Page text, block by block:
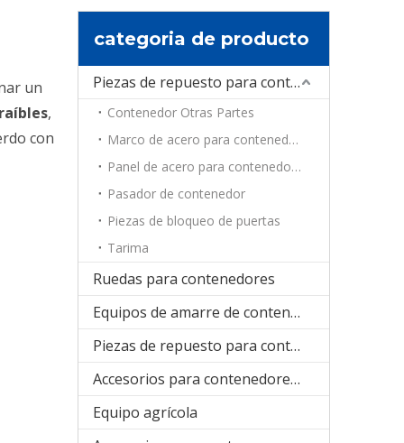
un
,
con
categoria de producto
Piezas de repuesto para contenedores
Contenedor Otras Partes
Marco de acero para contenedores
Panel de acero para contenedores
Pasador de contenedor
Piezas de bloqueo de puertas
Tarima
Ruedas para contenedores
Equipos de amarre de contenedores
Piezas de repuesto para contenedores de refrigeración
Accesorios para contenedores plegables
Equipo agrícola